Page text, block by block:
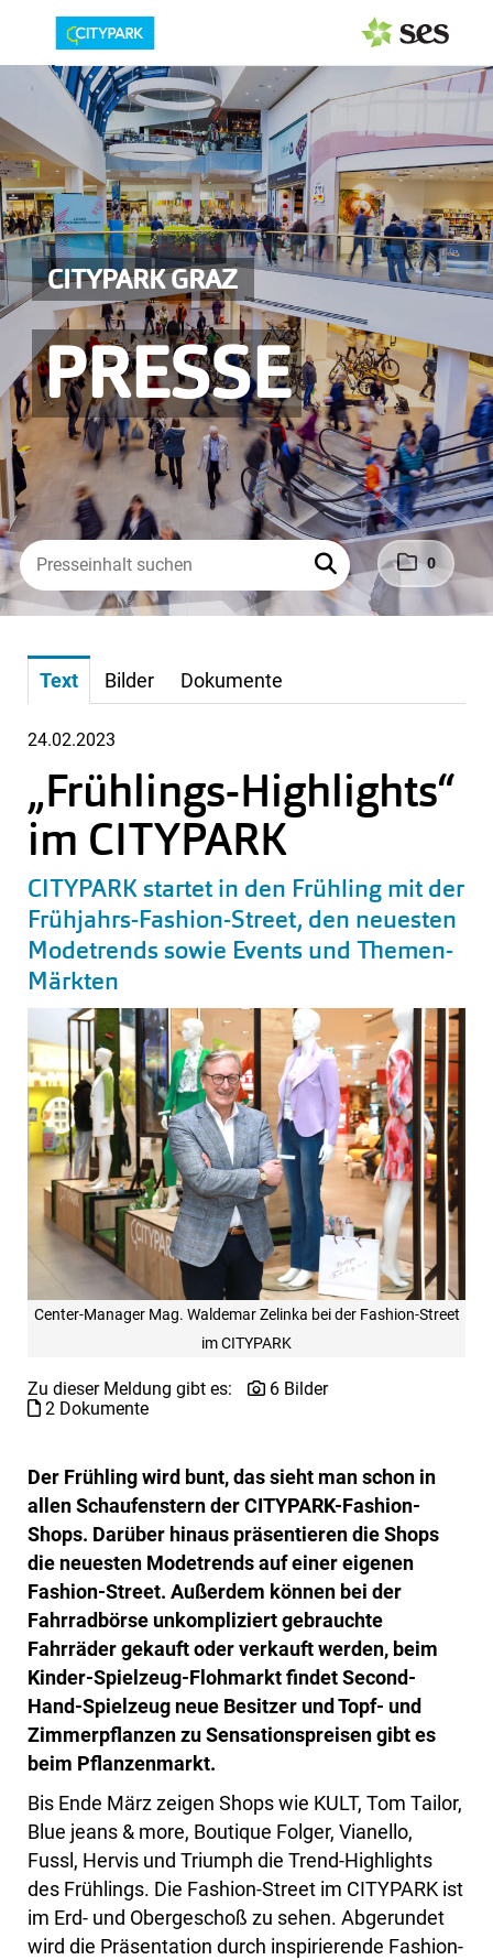
0
CITYPARK GRAZ
PRESSE
PRESSEAUSSENDUNGEN
Center & Marken
Events
Services
MEDIAGALERIE
PRESSEKONTAKT
Text Bilder Dokumente
24.02.2023
„Frühlings-Highlights“
im CITYPARK
CITYPARK startet in den Frühling mit der
Frühjahrs-Fashion-Street, den neuesten
Modetrends sowie Events und Themen-
Märkten
Center-Manager Mag. Waldemar Zelinka bei der Fashion-Street
im CITYPARK
Zu dieser Meldung gibt es:
6 Bilder
2 Dokumente
Der Frühling wird bunt, das sieht man schon in
allen Schaufenstern der CITYPARK-Fashion-
Shops. Darüber hinaus präsentieren die Shops
die neuesten Modetrends auf einer eigenen
Fashion-Street. Außerdem können bei der
Fahrradbörse unkompliziert gebrauchte
Fahrräder gekauft oder verkauft werden, beim
Kinder-Spielzeug-Flohmarkt findet Second-
Hand-Spielzeug neue Besitzer und Topf- und
Zimmerpflanzen zu Sensationspreisen gibt es
beim Pflanzenmarkt.
Bis Ende März zeigen Shops wie KULT, Tom Tailor,
Blue jeans & more, Boutique Folger, Vianello,
Fussl, Hervis und Triumph die Trend-Highlights
des Frühlings. Die Fashion-Street im CITYPARK ist
im Erd- und Obergeschoß zu sehen. Abgerundet
wird die Präsentation durch inspirierende Fashion-